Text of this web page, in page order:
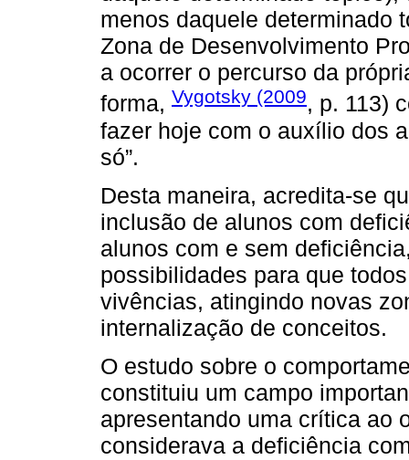
menos daquele determinado
Zona de Desenvolvimento
a ocorrer o percurso da
forma, Vygotsky (2009, p. 113)
fazer hoje com o auxílio dos
só”.
Desta maneira, acredita-se
inclusão de alunos com
alunos com e sem
possibilidades para que
vivências, atingindo novas
internalização de conceitos.
O estudo sobre o
constituiu um campo
apresentando uma crítica ao
considerava a deficiência